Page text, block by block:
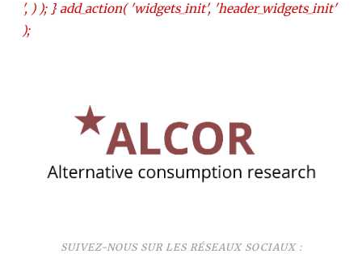
', ) ); } add_action( 'widgets_init', 'header_widgets_init'
);
SUIVEZ-NOUS SUR LES RÉSEAUX SOCIAUX :